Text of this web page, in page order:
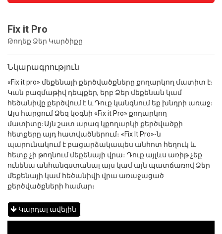
Fix it Pro
Թողեք Ձեր Կարծիքը
Նկարագրություն
«Fix it pro» մեքենայի քերծվածքները քողարկող մատիտ է։
Կան բազմաթիվ դեպքեր, երբ Ձեր մեքենան կամ
հեծանիվը քերծվում է և Դուք կանգնում եք խնդրի առաջ։
Այս հարցում Ձեզ կօգնի «Fix it Pro» քողարկող
մատիտը։Այն շատ արագ կքողարկի քերծվածքի
հետքերը այդ հատվածներում։ «Fix It Pro»-ն
պարունակում է բացարձակապես անհոտ հեղուկ և
հետք չի թողնում մեքենայի վրա։ Դուք այլևս առիթ չեք
ունենա անհանգստանալ այս կամ այն պատճառով Ձեր
մեքենայի կամ հեծանիվի վրա առաջացած
քերծվածքների համար։
Կարդալ ավելին